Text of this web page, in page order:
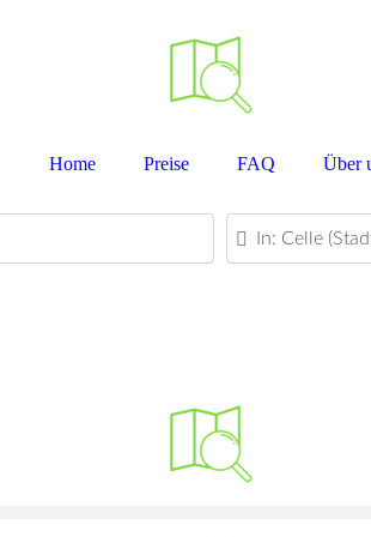
Home Preise FAQ Über
PLZ oder Ort